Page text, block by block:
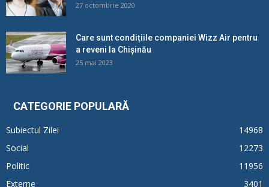
27 octombrie 2020
Care sunt condițiile companiei Wizz Air pentru
a reveni la Chișinău
25 mai 2023
CATEGORIE POPULARĂ
Subiectul Zilei
14968
Social
12273
Politic
11956
Externe
3401